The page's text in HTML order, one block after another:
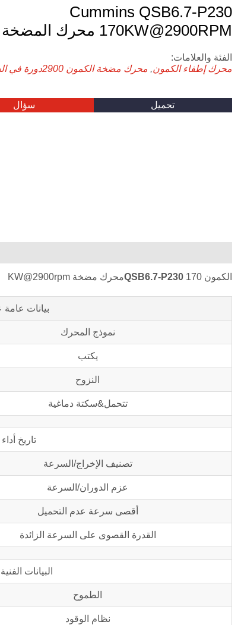
Cummins QSB6.7-P230
170KW@2900RPM محرك المضخة
الفئة والعلامات:
محرك إطفاء الكمون, محرك مضخة الكمون 2900دورة في الدقيقة
تحميل سؤال
الكمون QSB6.7-P230 170محرك مضخة KW@2900rpm
بيانات
نموذج المحرك
يكتب
النزوح
تتحمل&سكتة دماغية
تاريخ
تصنيف الإخراج/السرعة
عزم الدوران/السرعة
أقصى سرعة عدم التحميل
القدرة القصوى على السرعة الزائدة
البيانات
الطموح
نظام الوقود